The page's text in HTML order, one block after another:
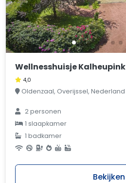
Wellnesshuisje Kalheupink
4,0
Oldenzaal, Overijssel, Nederland
2 personen
1 slaapkamer
1 badkamer
Bekijken